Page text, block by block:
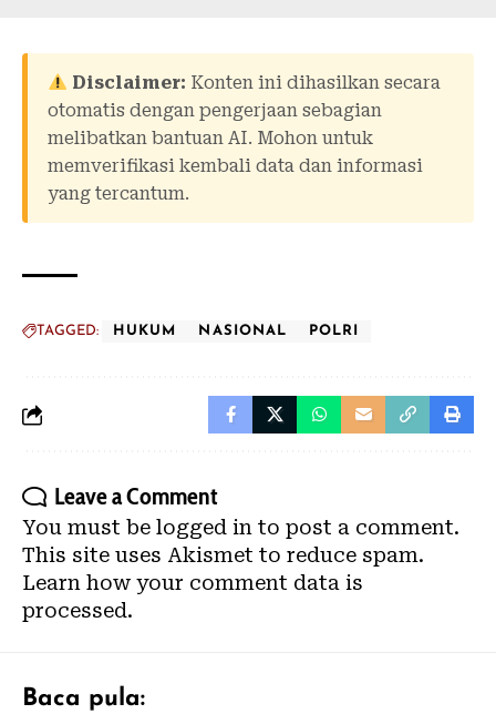
Disclaimer: Konten ini dihasilkan secara
otomatis dengan pengerjaan sebagian
melibatkan bantuan AI. Mohon untuk
memverifikasi kembali data dan informasi
yang tercantum.
TAGGED: HUKUM NASIONAL POLRI
Leave a Comment
You must be logged in to post a comment.
This site uses Akismet to reduce spam.
Learn how your comment data is
processed.
Baca pula: